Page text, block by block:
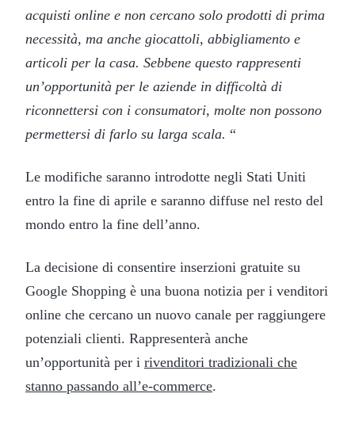
acquisti online e non cercano solo prodotti di prima
necessità, ma anche giocattoli, abbigliamento e
articoli per la casa. Sebbene questo rappresenti
un’opportunità per le aziende in difficoltà di
riconnettersi con i consumatori, molte non possono
permettersi di farlo su larga scala. “
Le modifiche saranno introdotte negli Stati Uniti
entro la fine di aprile e saranno diffuse nel resto del
mondo entro la fine dell’anno.
La decisione di consentire inserzioni gratuite su
Google Shopping è una buona notizia per i venditori
online che cercano un nuovo canale per raggiungere
potenziali clienti. Rappresenterà anche
un’opportunità per i rivenditori tradizionali che
stanno passando all’e-commerce.